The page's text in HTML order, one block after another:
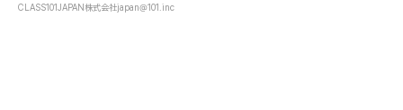
CLASS101JAPAN株式会社japan@101.inc